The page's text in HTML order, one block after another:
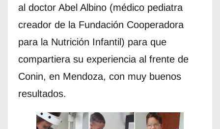
al doctor Abel Albino (médico pediatra
creador de la Fundación Cooperadora
para la Nutrición Infantil)​​​ para que
compartiera su experiencia al frente de
Conin, en Mendoza, con muy buenos
resultados.